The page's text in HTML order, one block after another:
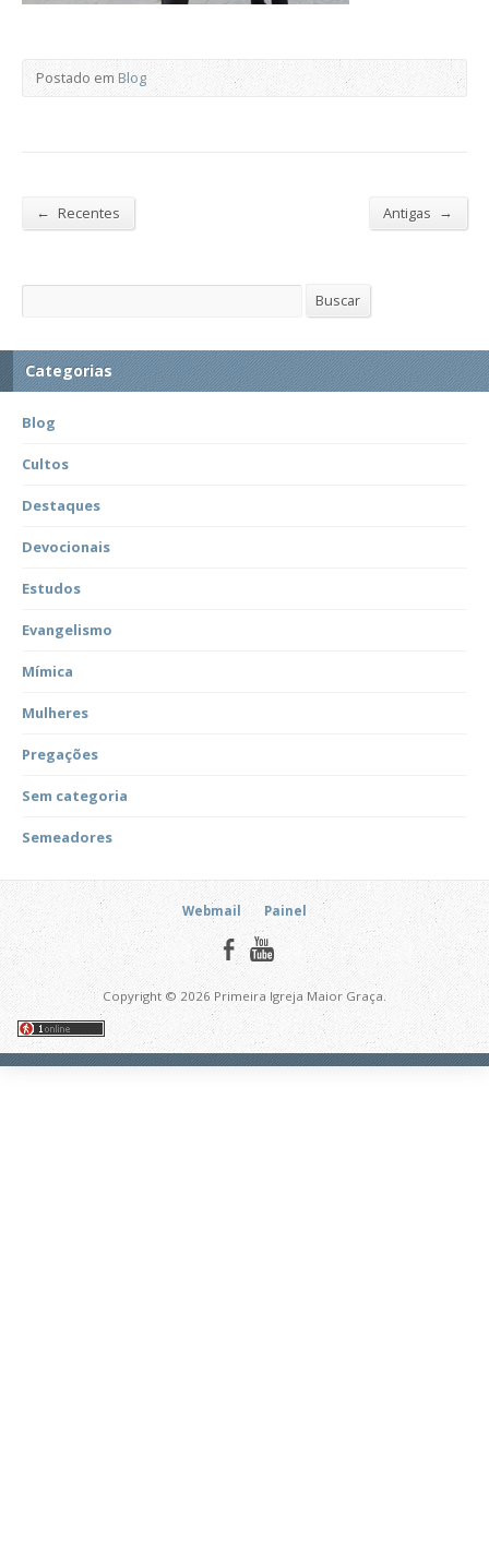
Postado emBlog
← Recentes Antigas →
Buscar
Categorias
Blog
Cultos
Destaques
Devocionais
Estudos
Evangelismo
Mímica
Mulheres
Pregações
Sem categoria
Semeadores
Webmail Painel
Copyright © 2026 Primeira Igreja Maior Graça.